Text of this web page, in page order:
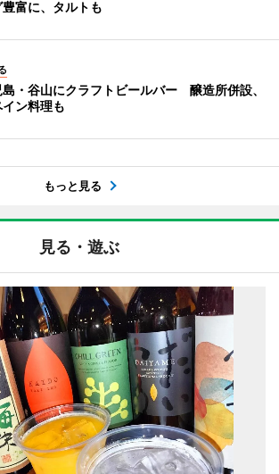
豊富に、タルトも
島・谷山にクラフトビールバー 醸造所併設、
イン料理も
もっと見る
見る・遊ぶ